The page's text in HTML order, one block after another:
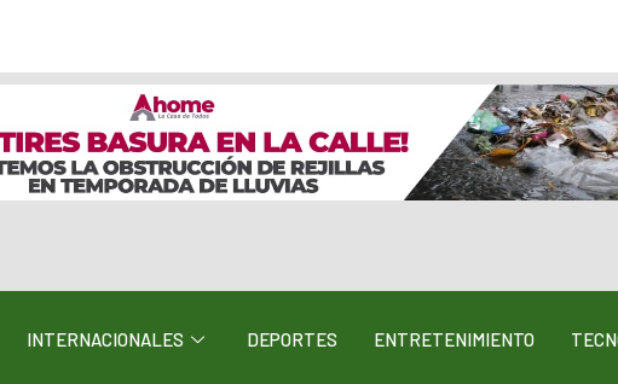
INTERNACIONALES DEPORTES ENTRETENIMIENTO